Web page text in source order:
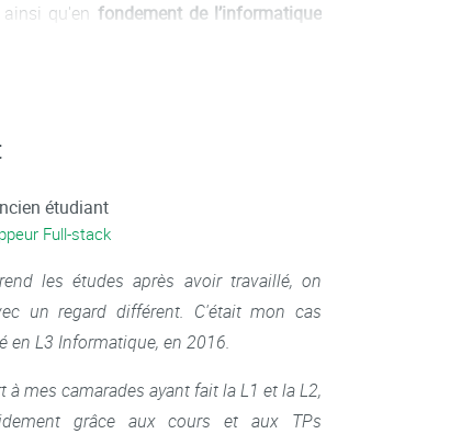
qu'en fondement de l’informatique
étudiant
Full-stack
les études après avoir travaillé, on
un regard différent. C'était mon cas
en L3 Informatique, en 2016.
à mes camarades ayant fait la L1 et la L2,
grâce aux cours et aux TPs